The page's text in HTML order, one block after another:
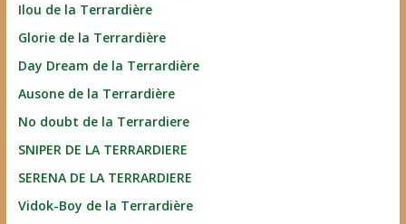
Ilou de la Terrardière
Glorie de la Terrardière
Day Dream de la Terrardière
Ausone de la Terrardière
No doubt de la Terrardiere
SNIPER DE LA TERRARDIERE
SERENA DE LA TERRARDIERE
Vidok-Boy de la Terrardière